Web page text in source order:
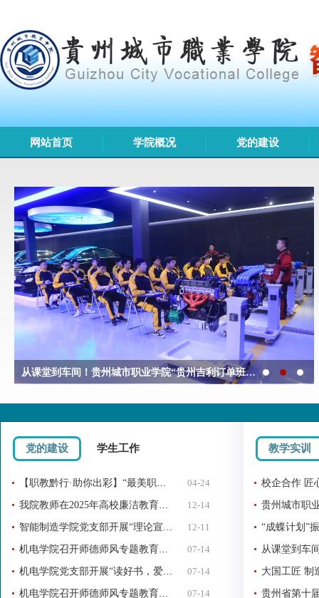
网站首页 学院概况 党的建设
从课堂到车间！贵州城市职业学院“贵州吉利订单班”为新能源汽车产业注入新活力
党的建设 学生工作
【职教黔行·助你出彩】“最美职校生”——贵州城市职业学院冉十全：新时代职校青年的责任与担当 04-24
我院教师在2025年高校廉洁教育系列活动省级评选中获得三等奖 12-14
智能制造学院党支部开展“理论宣传二人讲” 12-11
机电学院召开师德师风专题教育会议 07-14
机电学院党支部开展“读好书，爱读书” 07-14
机电学院召开师德师风专题教育会议 07-14
教学实训
贵州省第十